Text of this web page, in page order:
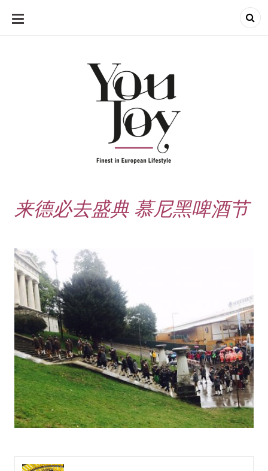
SKIP
来德必去盛典 慕尼黑啤酒节